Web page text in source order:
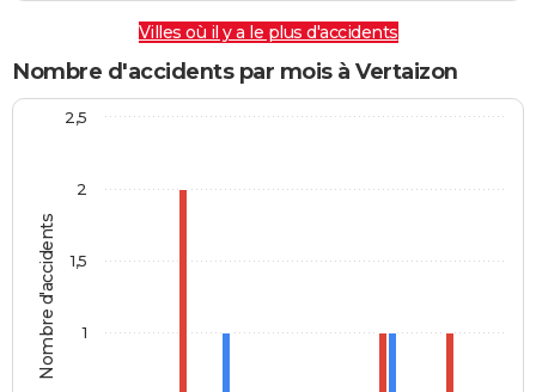
Villes où il y a le plus d'accidents
Nombre d'accidents par mois à Vertaizon
Nombre d'accidents 1
1,5
2
2,5